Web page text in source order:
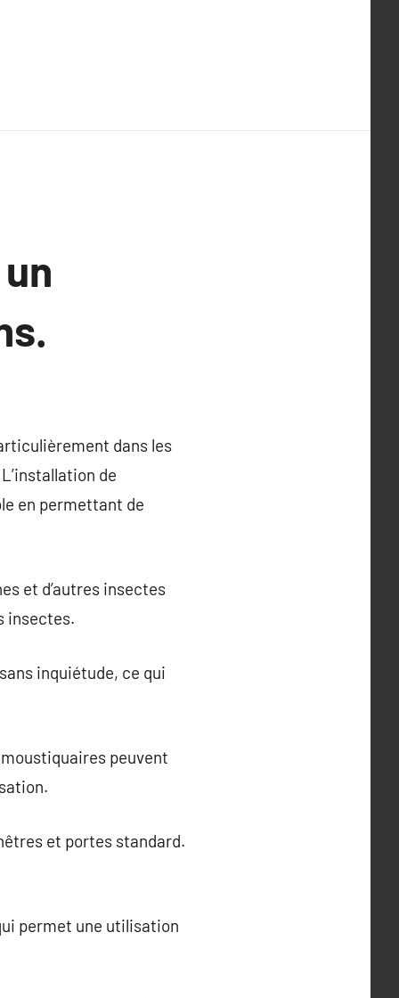
dans les
de
en permettant de
et d’autres insectes
insectes.
inquiétude, ce qui
peuvent
et portes standard.
permet une utilisation